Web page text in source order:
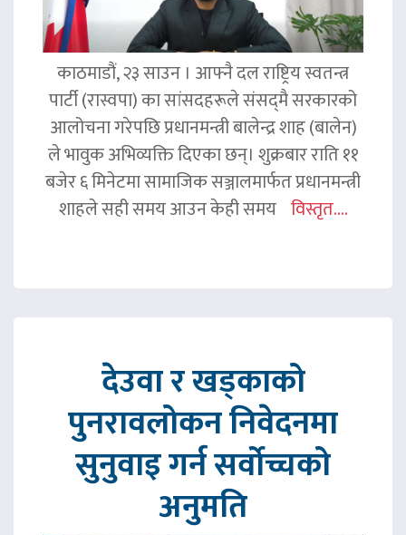
काठमाडौं, २३ साउन । आफ्नै दल राष्ट्रिय स्वतन्त्र
पार्टी (रास्वपा) का सांसदहरूले संसद्‌मै सरकारको
आलोचना गरेपछि प्रधानमन्त्री बालेन्द्र शाह (बालेन)
ले भावुक अभिव्यक्ति दिएका छन्। शुक्रबार राति ११
बजेर ६ मिनेटमा सामाजिक सञ्जालमार्फत प्रधानमन्त्री
शाहले सही समय आउन केही समय विस्तृत....
देउवा र खड्काको
पुनरावलोकन निवेदनमा
सुनुवाइ गर्न सर्वोच्चको
अनुमति